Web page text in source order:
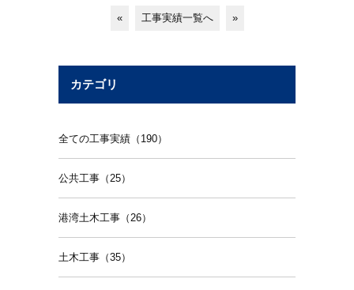
« 工事実績一覧へ »
カテゴリ
全ての工事実績（190）
公共工事（25）
港湾土木工事（26）
土木工事（35）